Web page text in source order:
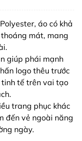
áo có khả
mát, mang
giúp phái mạnh
logo thêu trước
tế trên vai tạo
trang phục khác
đến vẻ ngoài năng
ngày.